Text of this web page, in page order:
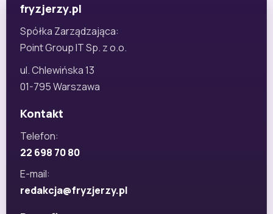
fryzjerzy.pl
Spółka Zarządzająca:
Point Group IT Sp. z o.o.
ul. Chlewińska 13
01-795 Warszawa
Kontakt
Telefon:
22 698 70 80
E-mail:
redakcja@fryzjerzy.pl